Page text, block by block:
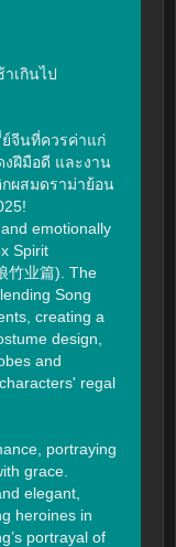
เกินไป
ย์จีนที่ควรค่าแก่
งฝีมือดี และงาน
ผสมดราม่าย้อน
emotionally
Spirit
竹业篇). The
Song
creating a
design,
and
regal
portraying
grace.
elegant,
heroines in
portrayal of